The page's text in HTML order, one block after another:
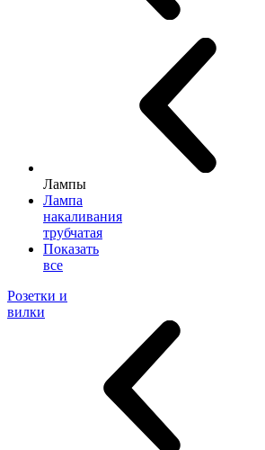
Лампы
Лампа
накаливания
трубчатая
Показать
все
Розетки и
вилки